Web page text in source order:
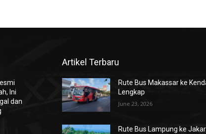
Ini
dan
Artikel Terbaru
Rute Bus Makassar ke
Lengkap
June 23, 2026
Rute Bus Lampung ke